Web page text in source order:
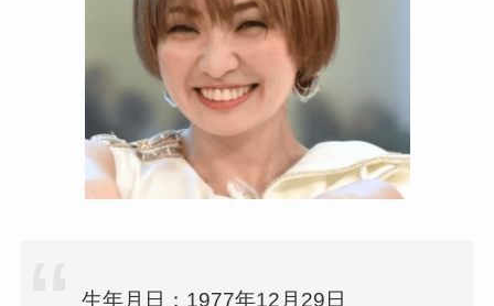
生年月日：1977年12月29日